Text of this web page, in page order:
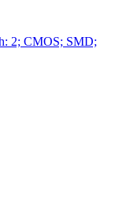
2; CMOS; SMD;